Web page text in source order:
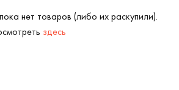
нет товаров (либо их раскупили).
здесь